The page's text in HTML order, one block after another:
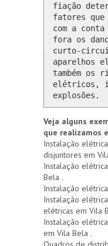
fiação
fatores que
com a
fora os
curto-
aparelhos
também os
elétricos,
explosões.
Veja alguns
que realizamos
Instalação
disjuntores em
Instalação
Bela .
Instalação
Instalação
elétricas em Vila
Instalação
em Vila Bela .